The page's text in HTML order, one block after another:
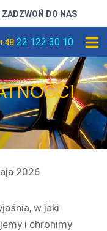
ZADZWOŃ DO NAS
+48 22 122 30 10
2026
w jaki
i chronimy